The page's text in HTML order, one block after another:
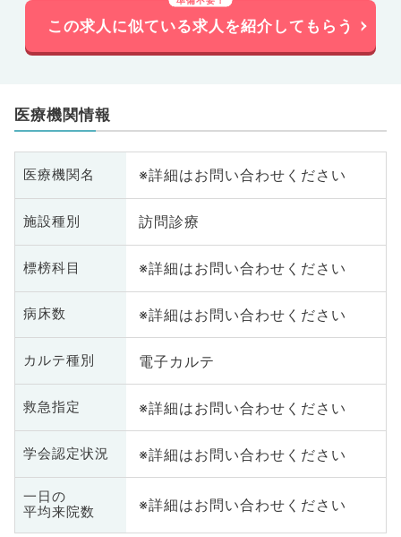
この求人に似ている求人を紹介してもらう
医療機関情報
医療機関名 ※詳細はお問い合わせください
施設種別 訪問診療
標榜科目 ※詳細はお問い合わせください
病床数 ※詳細はお問い合わせください
カルテ種別 電子カルテ
救急指定 ※詳細はお問い合わせください
学会認定状況 ※詳細はお問い合わせください
一日の
平均来院数
※詳細はお問い合わせください